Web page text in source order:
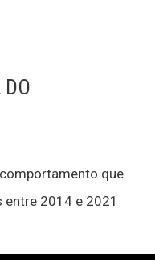
DO
que
2014 e 2021